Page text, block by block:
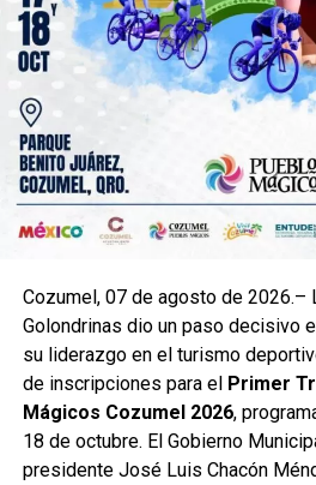
Cozumel, 07 de agosto de 2026.–
Golondrinas dio un paso decisivo
su liderazgo en el turismo
de inscripciones para el Primer
Mágicos Cozumel 2026,
18 de octubre. El Gobierno
presidente José Luis Chacón